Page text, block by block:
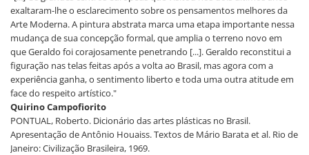
exaltaram-lhe o esclarecimento sobre os pensamentos melhores da
Arte Moderna. A pintura abstrata marca uma etapa importante nessa
mudança de sua concepção formal, que amplia o terreno novo em
que Geraldo foi corajosamente penetrando [...]. Geraldo reconstitui a
figuração nas telas feitas após a volta ao Brasil, mas agora com a
experiência ganha, o sentimento liberto e toda uma outra atitude em
face do respeito artístico."
Quirino Campofiorito
PONTUAL, Roberto. Dicionário das artes plásticas no Brasil.
Apresentação de Antônio Houaiss. Textos de Mário Barata et al. Rio de
Janeiro: Civilização Brasileira, 1969.